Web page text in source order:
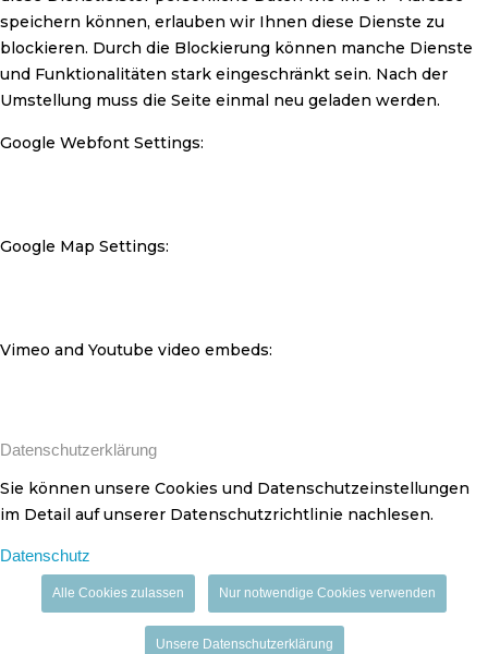
speichern können, erlauben wir Ihnen diese Dienste zu
blockieren. Durch die Blockierung können manche Dienste
und Funktionalitäten stark eingeschränkt sein. Nach der
Umstellung muss die Seite einmal neu geladen werden.
Google Webfont Settings:
Google Map Settings:
Vimeo and Youtube video embeds:
Datenschutzerklärung
Sie können unsere Cookies und Datenschutzeinstellungen
im Detail auf unserer Datenschutzrichtlinie nachlesen.
Datenschutz
Alle Cookies zulassen Nur notwendige Cookies verwenden
Unsere Datenschutzerklärung